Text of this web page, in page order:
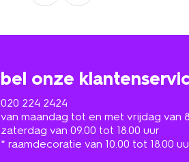
bel onze
020 224 2424
van maandag tot en met vrijdag van
zaterdag van 09.00 tot 18.00 uur
* raamdecoratie van 10.00 tot 18.00